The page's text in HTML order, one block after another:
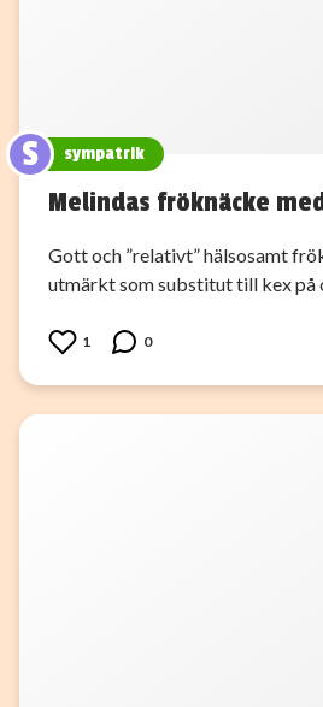
S sympatrik
Melindas fröknäcke
Gott och ”relativt” hälsosamt
utmärkt som substitut till kex på
1 0